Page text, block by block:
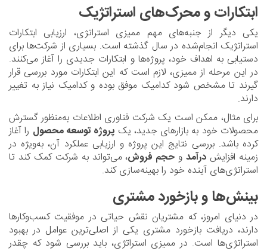
ابتکارات و محرک‌های استراتژیک
یکی دیگر از جنبه‌های مهم ممیزی استراتژی، ارزیابی ابتکارات
استراتژیک انجام‌شده در سال گذشته است. بسیاری از شرکت‌ها برای
دستیابی به اهداف خود، پروژه‌ها و ابتکارات جدیدی را آغاز می‌کنند.
در این مرحله از ممیزی، لازم است که این ابتکارات مورد بررسی قرار
گیرند تا مشخص شود کدامیک موفق بوده و کدامیک نیاز به تغییر
دارند.
برای مثال، ممکن است یک شرکت فناوری اطلاعات به‌منظور گسترش
محصولات خود به بازارهای جدید، یک پروژه توسعه محصولرا آغاز
کرده باشد. بررسی نتایج این پروژه و ارزیابی عملکرد آن، به‌ویژه در
زمینه افزایش درآمدو حجم فروش، می‌تواند به شرکت کمک کند تا
استراتژی‌های آینده خود را بهینه‌سازی کند.
بینش‌ها و بازخورد مشتری
در دنیای امروز، که مشتریان نقش حیاتی در موفقیت کسب‌وکارها
دارند، دریافت بازخورد مشتری یکی از اصلی‌ترین عوامل در بهبود
استراتژی‌ها است. در ممیزی استراتژی، باید بررسی شود که چقدر